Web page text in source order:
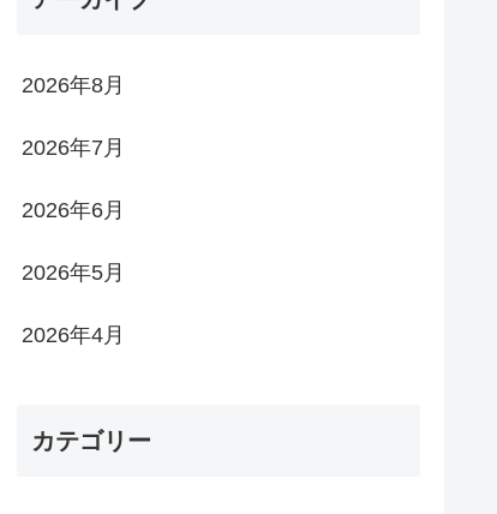
2026年8月
2026年7月
2026年6月
2026年5月
2026年4月
カテゴリー